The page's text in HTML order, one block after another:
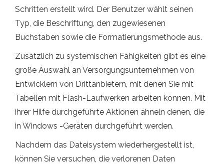
Schritten erstellt wird. Der Benutzer wählt seinen
Typ, die Beschriftung, den zugewiesenen
Buchstaben sowie die Formatierungsmethode aus.
Zusätzlich zu systemischen Fähigkeiten gibt es eine
große Auswahl an Versorgungsunternehmen von
Entwicklern von Drittanbietern, mit denen Sie mit
Tabellen mit Flash-Laufwerken arbeiten können. Mit
ihrer Hilfe durchgeführte Aktionen ähneln denen, die
in Windows -Geräten durchgeführt werden.
Nachdem das Dateisystem wiederhergestellt ist,
können Sie versuchen, die verlorenen Daten